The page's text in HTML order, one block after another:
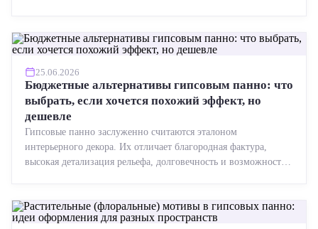
25.06.2026
Бюджетные альтернативы гипсовым панно: что
выбрать, если хочется похожий эффект, но
дешевле
Гипсовые панно заслуженно считаются эталоном
интерьерного декора. Их отличает благородная фактура,
высокая детализация рельефа, долговечность и возможность